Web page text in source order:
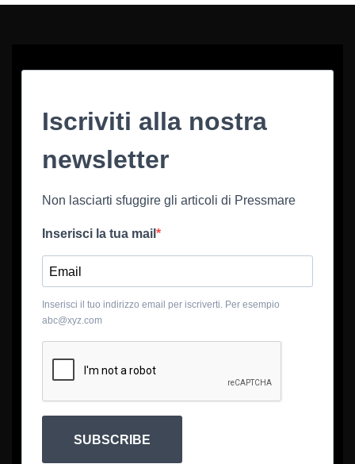
Iscriviti alla nostra
newsletter
Non lasciarti sfuggire gli articoli di Pressmare
Inserisci la tua mail
Inserisci il tuo indirizzo email per iscriverti. Per esempio
abc@xyz.com
SUBSCRIBE